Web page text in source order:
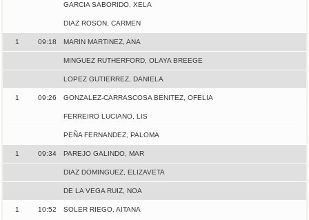
GARCIA SABORIDO, XELA
DIAZ ROSON, CARMEN
1 09:18 MARIN MARTINEZ, ANA
MINGUEZ RUTHERFORD, OLAYA BREEGE
LOPEZ GUTIERREZ, DANIELA
1 09:26 GONZALEZ-CARRASCOSA BENITEZ, OFELIA
FERREIRO LUCIANO, LIS
PEÑA FERNANDEZ, PALOMA
1 09:34 PAREJO GALINDO, MAR
DIAZ DOMINGUEZ, ELIZAVETA
DE LA VEGA RUIZ, NOA
1 10:52 SOLER RIEGO, AITANA